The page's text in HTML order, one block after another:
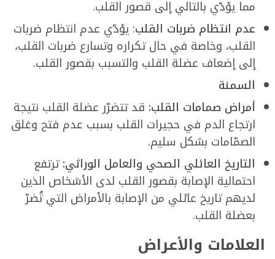
مما يؤدّي بالتالي إلى قصور القلب.
عدم انتظام ضربات القلب: يؤدّي عدم انتظام ضربات
القلب، وخاصة في حال تكراره وتسارع ضربات القلب،
إلى إضعاف عضلة القلب والتسبب بقصور القلب.
السمنة
أمراض صمامات القلب: قد تتضرّر عضلة القلب نتيجة
ارتجاع الدم في حجيرات القلب بسبب عدم فتح وغلق
الصمّامات بشكل سليم.
التاريخ العائلي الصحي والعامل الوراثي:ترتفع
احتمالية الإصابة بقصور القلب لدى الأشخاص الذين
لديهم تاريخ عائلي من الإصابة بالأمراض التي تُضرّ
بعضلة القلب.
العلامات والأعراض